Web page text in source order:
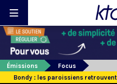
Émissions
Focus
Bondy : les paroissiens